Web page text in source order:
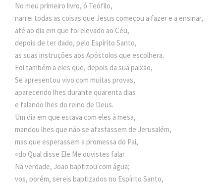
No meu primeiro livro, ó Teófilo,
narrei todas as coisas que Jesus começou a fazer e a ensinar,
até ao dia em que foi elevado ao Céu,
depois de ter dado, pelo Espírito Santo,
as suas instruções aos Apóstolos que escolhera.
Foi também a eles que, depois da sua paixão,
Se apresentou vivo com muitas provas,
aparecendo lhes durante quarenta dias
e falando lhes do reino de Deus.
Um dia em que estava com eles à mesa,
mandou lhes que não se afastassem de Jerusalém,
mas que esperassem a promessa do Pai,
«do Qual disse Ele Me ouvistes falar.
Na verdade, João baptizou com água;
vos, porém, sereis baptizados no Espírito Santo,